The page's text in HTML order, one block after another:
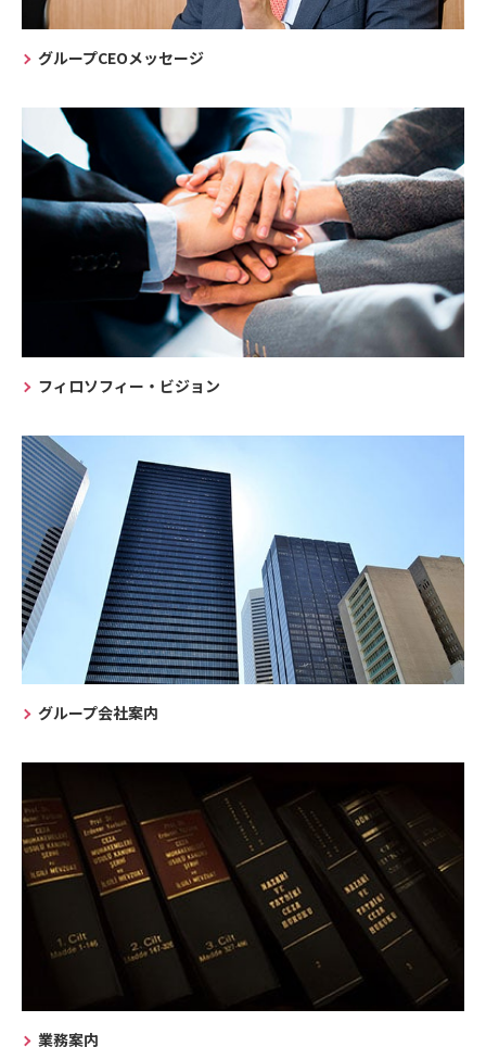
グループCEOメッセージ
フィロソフィー・ビジョン
グループ会社案内
業務案内